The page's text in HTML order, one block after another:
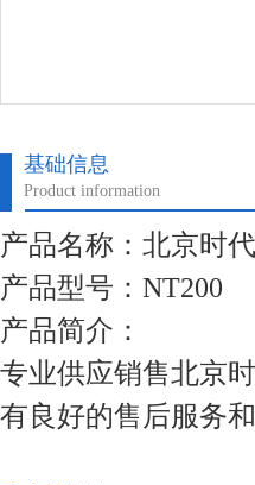
基础信息
Product information
产品名称：北京时
产品型号：NT200
产品简介：
专业供应销售北京
有良好的售后服务